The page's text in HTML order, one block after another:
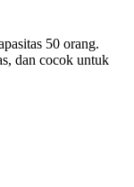
50 orang.
dan cocok untuk